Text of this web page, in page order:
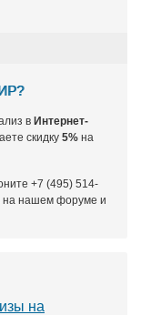
в Интернет-
скидку 5% на
+7 (495) 514-
на нашем форуме и
на